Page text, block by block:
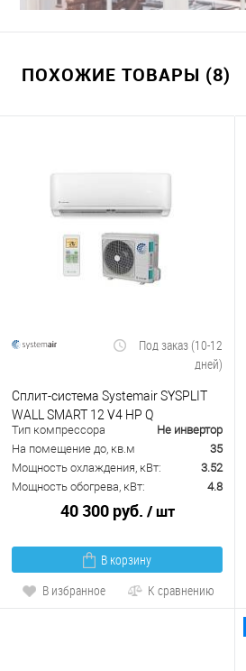
ПОХОЖИЕ ТОВАРЫ (8)
Под заказ (10-12
дней)
Сплит-система Systemair SYSPLIT
WALL SMART 12 V4 HP Q
Тип компрессора
Не инвертор
На помещение до, кв.м
35
Мощность охлаждения, кВт:
3.52
Мощность обогрева, кВт:
4.8
40 300 руб. / шт
В корзину
В избранное
К сравнению